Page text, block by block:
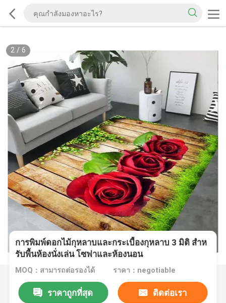
2/ 6
การพิมพ์ดอกไม้กุหลาบและกระเบื้องกุหลาบ 3 มิติ สําห
รับพื้นห้องนั่งเล่น โซฟาและห้องนอน
MOQ：สามารถต่อรองได้ ราคา：negotiable
ราคาถูกที่สุด ติดต่อเรา